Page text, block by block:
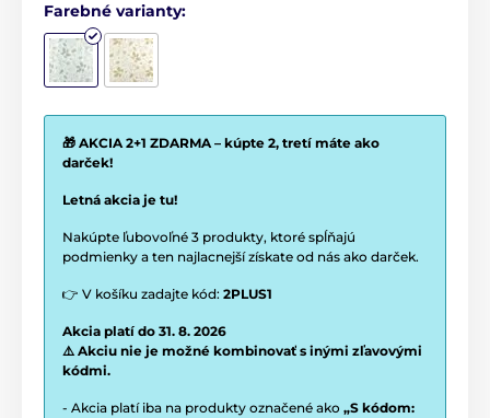
Farebné varianty:
🎁 AKCIA 2+1 ZDARMA – kúpte 2, tretí máte ako
darček!
Letná akcia je tu!
Nakúpte ľubovoľné 3 produkty, ktoré spĺňajú
podmienky a ten najlacnejší získate od nás ako darček.
👉 V košíku zadajte kód: 2PLUS1
Akcia platí do 31. 8. 2026
⚠️ Akciu nie je možné kombinovať s inými zľavovými
kódmi.
- Akcia platí iba na produkty označené ako „S kódom: